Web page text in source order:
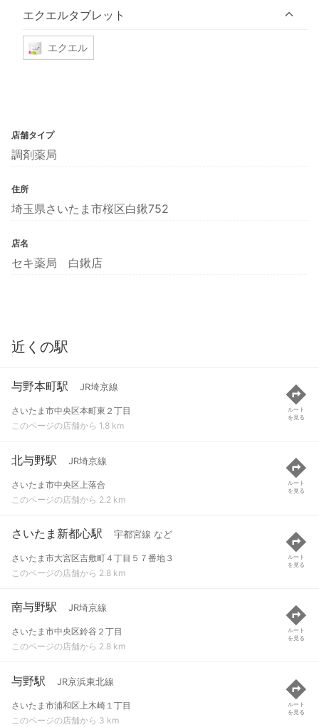
エクエルタブレット
エクエル
店舗タイプ
調剤薬局
住所
埼玉県さいたま市桜区白鍬752
店名
セキ薬局 白鍬店
近くの駅
与野本町駅 JR埼京線
さいたま市中央区本町東２丁目
このページの店舗から 1.8 km
ルート
を見る
北与野駅 JR埼京線
さいたま市中央区上落合
このページの店舗から 2.2 km
ルート
を見る
さいたま新都心駅 宇都宮線 など
さいたま市大宮区吉敷町４丁目５７番地３
このページの店舗から 2.8 km
ルート
を見る
南与野駅 JR埼京線
さいたま市中央区鈴谷２丁目
このページの店舗から 2.8 km
ルート
を見る
与野駅 JR京浜東北線
さいたま市浦和区上木崎１丁目
このページの店舗から 3 km
ルート
を見る